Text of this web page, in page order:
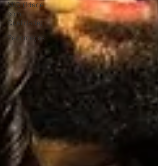
MIQ (Idade
com
Qualidade)
Recomeços